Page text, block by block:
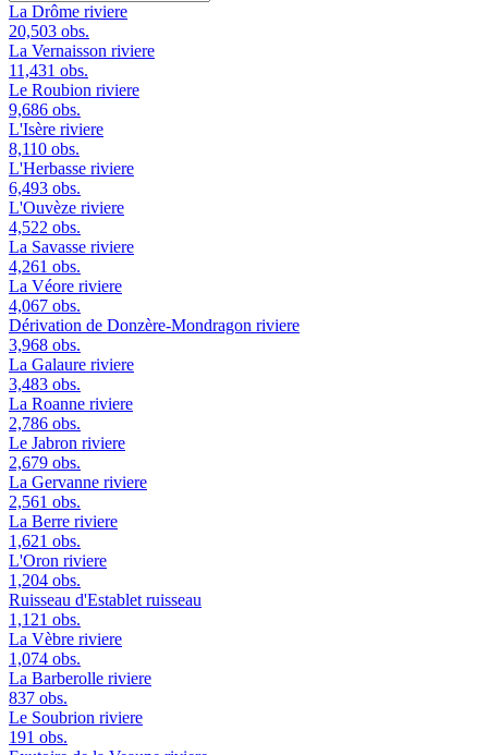
La Drôme riviere
20,503 obs.
La Vernaisson riviere
11,431 obs.
Le Roubion riviere
9,686 obs.
L'Isère riviere
8,110 obs.
L'Herbasse riviere
6,493 obs.
L'Ouvèze riviere
4,522 obs.
La Savasse riviere
4,261 obs.
La Véore riviere
4,067 obs.
Dérivation de Donzère-Mondragon riviere
3,968 obs.
La Galaure riviere
3,483 obs.
La Roanne riviere
2,786 obs.
Le Jabron riviere
2,679 obs.
La Gervanne riviere
2,561 obs.
La Berre riviere
1,621 obs.
L'Oron riviere
1,204 obs.
Ruisseau d'Establet ruisseau
1,121 obs.
La Vèbre riviere
1,074 obs.
La Barberolle riviere
837 obs.
Le Soubrion riviere
191 obs.